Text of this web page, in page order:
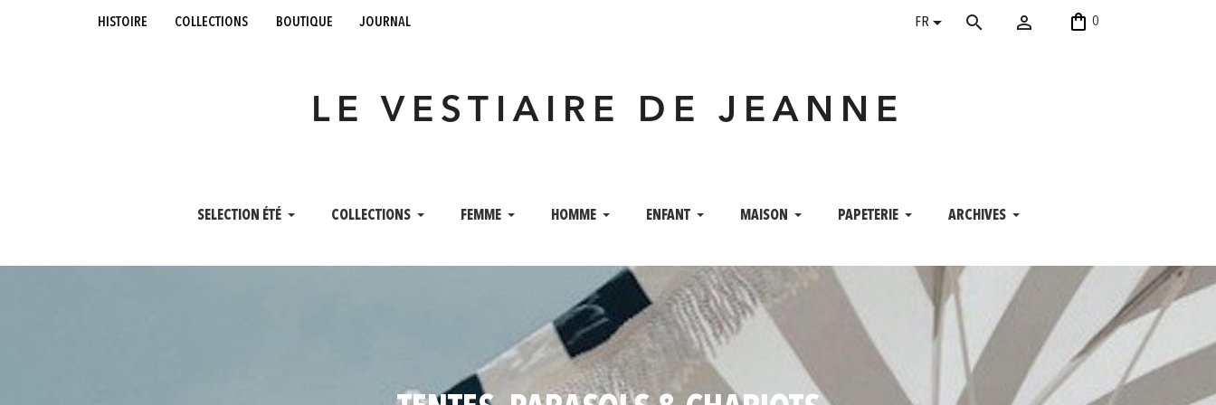
histoire collections boutique journal FR search  shopping_bag 0
LE VESTIAIRE DE JEANNE
SELECTION ÉTÉ COLLECTIONS FEMME HOMME ENFANT MAISON PAPETERIE ARCHIVES